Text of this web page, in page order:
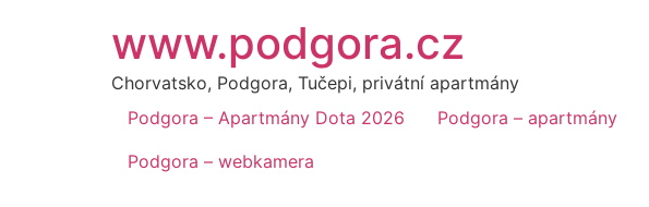
www.podgora.cz
Chorvatsko, Podgora, Tučepi, privátní apartmány
Podgora – Apartmány Dota 2026
Podgora – apartmány
Podgora – webkamera